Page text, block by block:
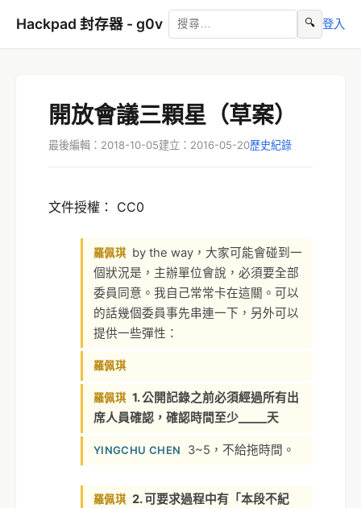
Hackpad 封存器 - g0v 🔍 登入
開放會議三顆星（草案）
最後編輯：2018-10-05建立：2016-05-20歷史紀錄
文件授權： CC0
羅佩琪 by the way，大家可能會碰到一
個狀況是，主辦單位會說，必須要全部
委員同意。我自己常常卡在這關。可以
的話幾個委員事先串連一下，另外可以
提供一些彈性：
羅佩琪
羅佩琪 1. 公開記錄之前必須經過所有出
席人員確認，確認時間至少_____天
YINGCHU CHEN 3~5，不給拖時間。
羅佩琪 2. 可要求過程中有「本段不紀